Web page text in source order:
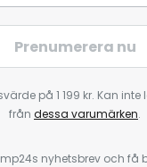
Prenumerera nu
på 1 199 kr. Kan
från dessa varumärken.
nyhetsbrev och få